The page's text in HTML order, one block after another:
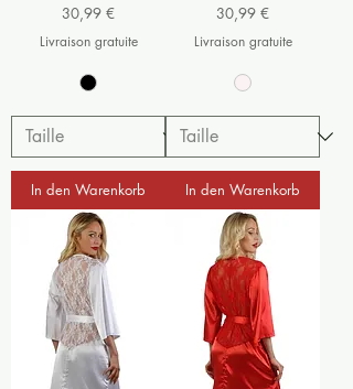
Preis
30,99 €
Livraison gratuite
In den Warenkorb
Preis
30,99 €
Livraison gratuite
In den Warenkorb